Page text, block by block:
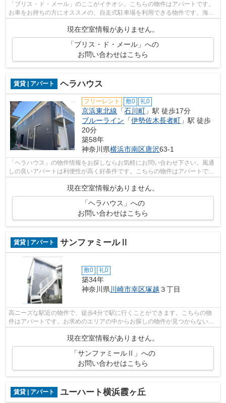
「ブリス・ド・メール」のここがイチオシ。こちらの物件はアパートです。
お車をお持ちの方にオススメの、自走式駐車場を利用できる物件です。海が
現在空室情報がありません。
「ブリス・ド・メール」への
お問い合わせはこちら
賃貸 | アパート ヘラハウス
フリーレント 敷0 礼0
京浜東北線 「石川町 」駅 徒歩17分
ブルーライン 「伊勢佐木長者町 」駅 徒歩
20分
築58年
神奈川県横浜市南区唐沢63-1
「ヘラハウス」の物件情報をお探しならお気軽にお問い合わせ下さい。風通
しの良いアパートは利便性が高く好条件です。こちらの物件はアパートで
現在空室情報がありません。
「ヘラハウス」への
お問い合わせはこちら
賃貸 | アパート サンファミールⅡ
敷0 礼0
築34年
神奈川県 川崎市幸区塚越 ３丁目
高ニーズな駅近の物件で、徒歩4分で駅に行くことができます。こちらの物
件はアパートです。お求めのエリアの中からお探しの物件が見つからない場
合は、当社までご連絡頂ければ幸いです...
現在空室情報がありません。
「サンファミールⅡ」への
お問い合わせはこちら
賃貸 | アパート ユーハート横浜霞ヶ丘